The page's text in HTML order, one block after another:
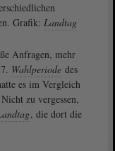
Grafik: Landtag
Anfragen, mehr
Wahlperiode des
es im Vergleich
zu vergessen,
, die dort die